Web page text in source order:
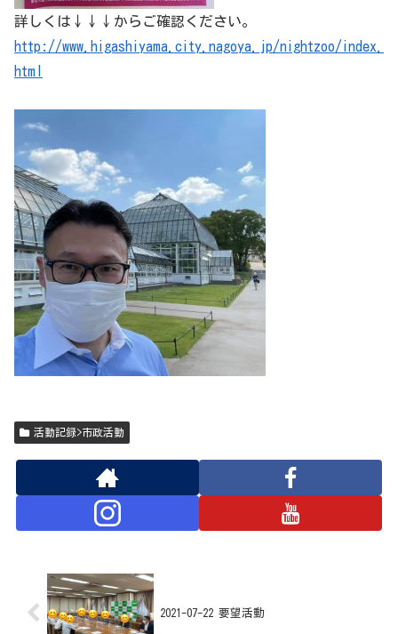
詳しくは↓↓↓からご確認ください。
http://www.higashiyama.city.nagoya.jp/nightzoo/index.
html
活動記録>市政活動
2021-07-22 要望活動